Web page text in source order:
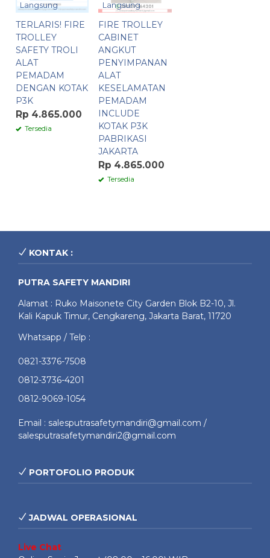
Langsung
TERLARIS! FIRE
TROLLEY
SAFETY TROLI
ALAT
PEMADAM
DENGAN KOTAK
P3K
Rp 4.865.000
Tersedia
Langsung
FIRE TROLLEY
CABINET
ANGKUT
PENYIMPANAN
ALAT
KESELAMATAN
PEMADAM
INCLUDE
KOTAK P3K
PABRIKASI
JAKARTA
Rp 4.865.000
Tersedia
KONTAK :
PUTRA SAFETY MANDIRI
Alamat : Ruko Maisonete City Garden Blok B2-10, Jl.
Kali Kapuk Timur, Cengkareng, Jakarta Barat, 11720
Whatsapp / Telp :
0821-3376-7508
0812-3736-4201
0812-9069-1054
Email : salesputrasafetymandiri@gmail.com /
salesputrasafetymandiri2@gmail.com
PORTOFOLIO PRODUK
JADWAL OPERASIONAL
Live Chat